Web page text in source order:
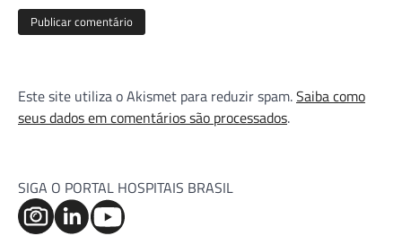
Este site utiliza o Akismet para reduzir spam.Saiba como
seus dados em comentários são processados.
SIGA O PORTAL HOSPITAIS BRASIL